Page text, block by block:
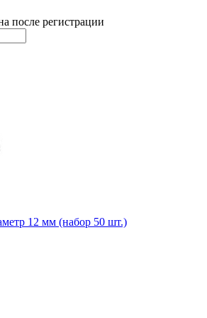
после регистрации
12 мм (набор 50 шт.)